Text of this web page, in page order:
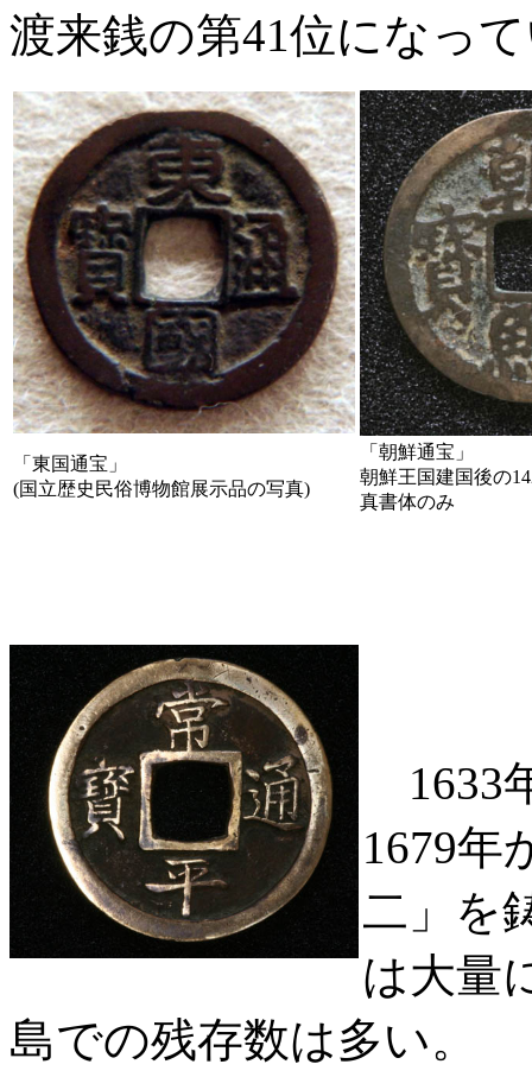
渡来銭の第41位になっ
「東国通宝」
(国立歴史民俗博物館展示品の写真)
「朝鮮通宝」
朝鮮王国建国後の
真書体のみ
1633
1679年
二」を
は大量
島での残存数は多い。